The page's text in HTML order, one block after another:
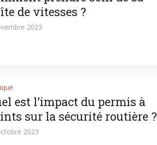
de vitesses ?
2023
est l’impact du permis à
sur la sécurité routière ?
2023